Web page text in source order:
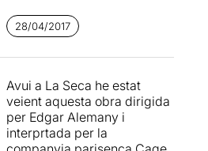
antiga com la faula que han
vingut a representar:
l'epopeia de Gilgamesh.
estat allà des de l'inici dels
temps i tu, inevitablement,
vigiles de no fer gaire soroll
perquè et saps un intrús que
28/04/2017
Avui a La Seca he estat
veient aquesta obra dirigida
per Edgar Alemany i
interprtada per la